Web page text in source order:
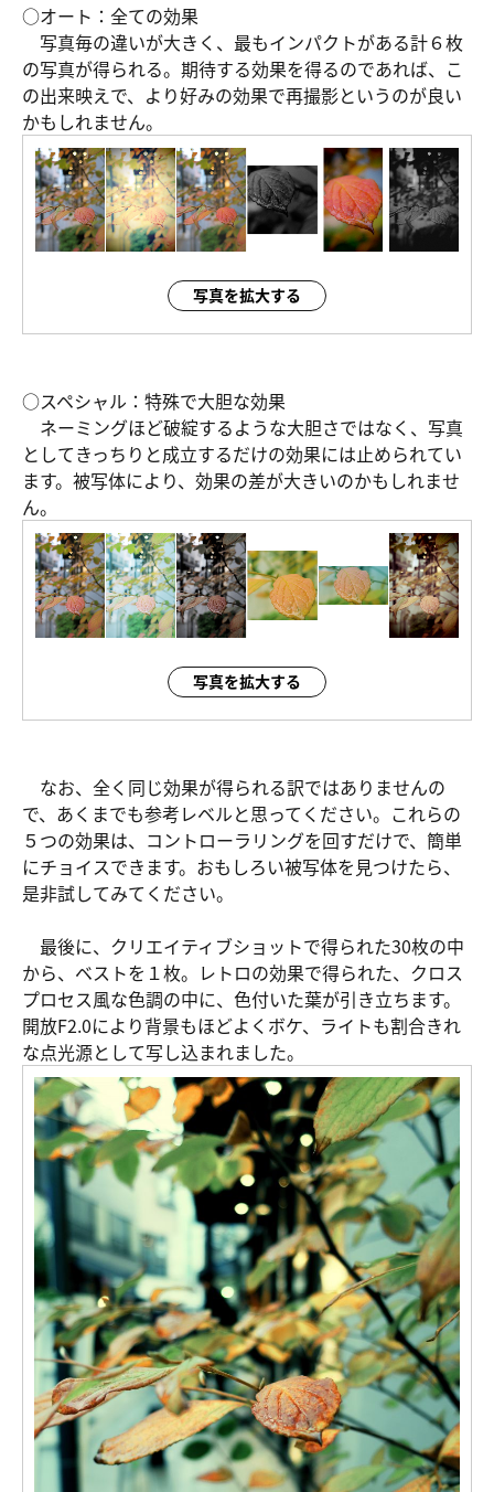
○オート：全ての効果
写真毎の違いが大きく、最もインパクトがある計６枚
の写真が得られる。期待する効果を得るのであれば、こ
の出来映えで、より好みの効果で再撮影というのが良い
かもしれません。
写真を拡大する
○スペシャル：特殊で大胆な効果
ネーミングほど破綻するような大胆さではなく、写真
としてきっちりと成立するだけの効果には止められてい
ます。被写体により、効果の差が大きいのかもしれませ
ん。
写真を拡大する
なお、全く同じ効果が得られる訳ではありませんの
で、あくまでも参考レベルと思ってください。これらの
５つの効果は、コントローラリングを回すだけで、簡単
にチョイスできます。おもしろい被写体を見つけたら、
是非試してみてください。
最後に、クリエイティブショットで得られた30枚の中
から、ベストを１枚。レトロの効果で得られた、クロス
プロセス風な色調の中に、色付いた葉が引き立ちます。
開放F2.0により背景もほどよくボケ、ライトも割合きれ
な点光源として写し込まれました。